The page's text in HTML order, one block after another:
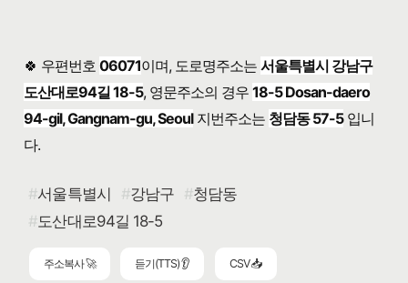
🍀 우편번호 06071이며, 도로명주소는서울특별시 강남구
도산대로94길 18-5, 영문주소의 경우18-5 Dosan-daero
94-gil, Gangnam-gu, Seoul지번주소는 청담동 57-5입니
다.
서울특별시 강남구
청담동
도산대로94길 18-5
주소복사 🚀 듣기(TTS) 👂 CSV 📥